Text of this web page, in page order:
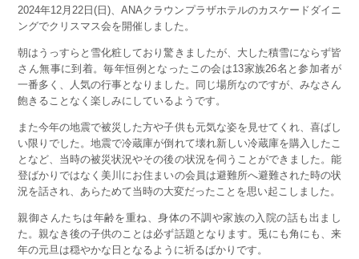
2024年12月22日(日)、ANAクラウンプラザホテルのカスケードダイニ
ングでクリスマス会を開催しました。
朝はうっすらと雪化粧しており驚きましたが、大した積雪にならず皆
さん無事に到着。毎年恒例となったこの会は13家族26名と参加者が
一番多く、人気の行事となりました。同じ場所なのですが、みなさん
飽きることなく楽しみにしているようです。
また今年の地震で被災した方や子供も元気な姿を見せてくれ、喜ばし
い限りでした。地震で冷蔵庫が倒れて壊れ新しい冷蔵庫を購入したこ
となど、当時の被災状況やその後の状況を伺うことができました。能
登ばかりではなく美川にお住まいの会員は避難所へ避難された時の状
況を話され、あらためて当時の大変だったことを思い起こしました。
親御さんたちは年齢を重ね、身体の不調や家族の入院の話も出まし
た。親なき後の子供のことは必ず話題となります。兎にも角にも、来
年の元旦は穏やかな日となるように祈るばかりです。